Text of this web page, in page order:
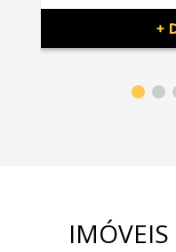
+
IMÓVEIS